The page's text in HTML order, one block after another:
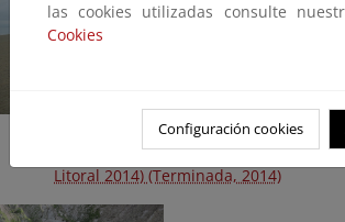
Playa de La Zurriola. Aportación de
Litoral 2014) (Terminada, 2014)
las cookies utilizadas consulte
Cookies
Configuración cookies